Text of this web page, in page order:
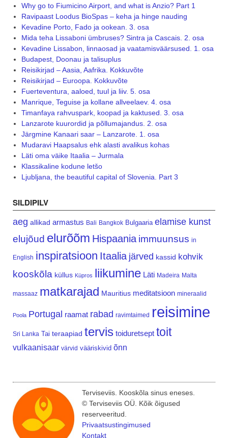
Why go to Fiumicino Airport, and what is Anzio? Part 1
Ravipaast Loodus BioSpas – keha ja hinge nauding
Kevadine Porto, Fado ja ookean. 3. osa
Mida teha Lissaboni ümbruses? Sintra ja Cascais. 2. osa
Kevadine Lissabon, linnaosad ja vaatamisväärsused. 1. osa
Budapest, Doonau ja talisuplus
Reisikirjad – Aasia, Aafrika. Kokkuvõte
Reisikirjad – Euroopa. Kokkuvõte
Fuerteventura, aaloed, tuul ja liiv. 5. osa
Manrique, Teguise ja kollane allveelaev. 4. osa
Timanfaya rahvuspark, koopad ja kaktused. 3. osa
Lanzarote kuurordid ja põllumajandus. 2. osa
Järgmine Kanaari saar – Lanzarote. 1. osa
Mudaravi Haapsalus ehk alasti avalikus kohas
Läti oma väike Itaalia – Jurmala
Klassikaline kodune letšo
Ljubljana, the beautiful capital of Slovenia. Part 3
SILDIPILV
aeg allikad armastus Bali Bangkok Bulgaaria elamise kunst
elujõud elurõõm Hispaania immuunsus in
English inspiratsioon Itaalia järved kassid kohvik
kooskõla küllus Küpros liikumine Läti Madeira Malta
massaaz matkarajad Mauritius meditatsioon mineraalid
Poola Portugal raamat rabad ravimtaimed reisimine
Sri Lanka Tai teraapiad tervis toiduretsept toit
vulkaanisaar värvid vääriskivid õnn
Terviseviis. Kooskõla sinus eneses.
© Terviseviis OÜ. Kõik õigused
reserveeritud.
Privaatsustingimused
Kontakt